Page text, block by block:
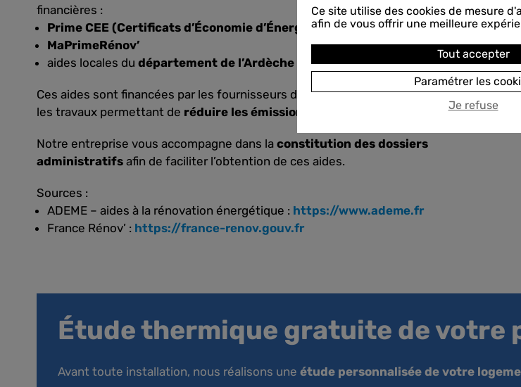
financières :
Prime CEE (Certificats d’Économie d’Énergie)
MaPrimeRénov’
aides locales du département de l’Ardèche
Ces aides sont financées par les fournisseurs d’énergie afin d’encourager
les travaux permettant de réduire les émissions de CO₂.
Notre entreprise vous accompagne dans la constitution des dossiers
administratifs afin de faciliter l’obtention de ces aides.
Sources :
ADEME – aides à la rénovation énergétique : https://www.ademe.fr
France Rénov’ : https://france-renov.gouv.fr
Étude thermique gratuite de votre
Avant toute installation, nous réalisons une étude personnalisée de votre
Ce site utilise des cookies de mesure
afin de vous offrir une meilleure
Tout accepter
Paramétrer les
Je refuse